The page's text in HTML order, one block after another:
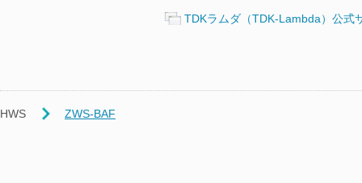
TDKラムダ（TDK-Lambda）公式
HWS ZWS-BAF